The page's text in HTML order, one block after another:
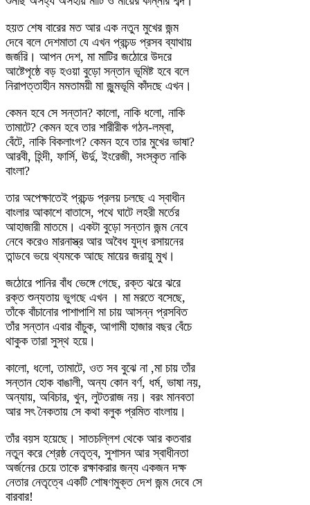
হয়ত শেষ বারের মত আর এক নতুন মুখের জন্ম
দেবে বলে দেশমাতা যে এখন প্রচন্ড প্রসব ব্যাথায়
জর্জরি। আপন দেশ, মা মাটির জঠোরে উদরে
আষ্টেপৃষ্ঠে বড় হওয়া বুড়ো সন্তান ভূমিষ্ট হবে বলে
নিরাপত্তাহীন মমতাময়ী মা জুন্মভূমি কাঁদছে এখন।
কেমন হবে সে সন্তান? কালো, নাকি ধলো, নাকি
তামাটে? কেমন হবে তার শারীরীক গঠন-লম্বা,
বেঁটে, নাকি বিকলাংগ? কেমন হবে তার মুখের ভাষা?
আরবী, হিন্দী, ফার্সি, ঊর্দু, ইংরেজী, সংস্কৃত নাকি
বাংলা?
তার অপেক্ষাতেই প্রচন্ড প্রলয় চলছে এ স্বাধীন
বাংলার আকাশে বাতাসে, পথে ঘাটে লহরী মর্তের
আহাজারী মাতমে। একটা বুড়ো সন্তান জন্ম নেবে
নেবে করেও মারনাস্ত্র আর অবৈধ যুদ্ধ রসায়নের
তান্ডবে ভয়ে থ্যমকে আছে মায়ের জরায়ু মুখ।
জঠোরে পানির বাঁধ ভেঙ্গে গেছে, রক্ত ঝরে ঝরে
রক্ত শুন্যতায় ভুগছে এখন । মা মরতে বসেছে,
তাঁকে বাঁচানোর পাশাপাশি মা চায় আসন্ন প্রসবিত
তাঁর সন্তান এবার বাঁচুক, আগামী হাজার বছর বেঁচে
থাকুক তারা সুস্থ হয়ে।
কালো, ধলো, তামাটে, ওত সব বুঝে না ,মা চায় তাঁর
সন্তান হোক বাঙালী, অন্য কোন বর্ণ, ধর্ম, ভাষা নয়,
অন্যায়, অবিচার, খুন, লুটতরাজ নয়। বরং মানবতা
আর সৎ নৈকতায় সে কথা বলুক প্রমিত বাংলায়।
তাঁর বয়স হয়েছে। সাতচল্লিশ থেকে আর কতবার
নতুন করে শ্রেষ্ঠ নেতৃত্ব, সুশাসন আর স্বাধীনতা
অর্জনের চেয়ে তাকে রক্ষাকরার জন্য একজন দক্ষ
নেতার নেতৃত্বে একটি শোষণমুক্ত দেশ জন্ম দেবে সে
বারবার!